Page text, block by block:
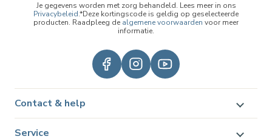
Je gegevens worden met zorg behandeld. Lees meer in ons
Privacybeleid.*Deze kortingscode is geldig op geselecteerde
producten. Raadpleeg de algemene voorwaarden voor meer
informatie.
Contact & help
Service